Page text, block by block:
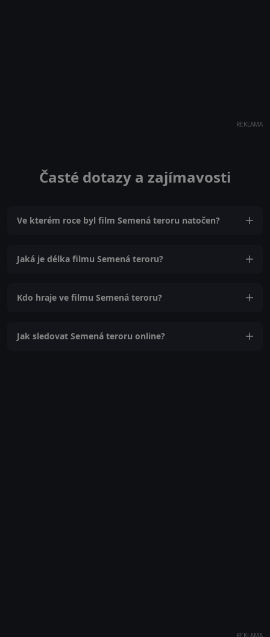
REKLAMA
Časté dotazy a zajímavosti
Ve kterém roce byl film Semená teroru natočen?
Jaká je délka filmu Semená teroru?
Kdo hraje ve filmu Semená teroru?
Jak sledovat Semená teroru online?
REKLAMA